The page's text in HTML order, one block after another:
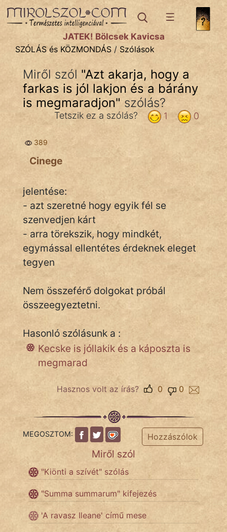
SZÓLÁS ÉS KÖZMONDÁStémák:
Bibliai
Közmondások
Rímelő
Szólások
Tréfás
IRODALOM
SZÓLÁS
És
KÖZMONDÁS
PSZICHO
ZENE
MAGYARSÁG
Népszerű szerzőink:
cinege
JÁTÉK! Bölcsek Kavicsa
SZÓLÁS és KÖZMONDÁS / Szólások
Miről szól "Azt akarja, hogy a
farkas is jól lakjon és a bárány
is megmaradjon" szólás?
0
1
Tetszik ez a szólás?
389
Cinege
jelentése:
- azt szeretné hogy egyik fél se
szenvedjen kárt
- arra törekszik, hogy mindkét,
egymással ellentétes érdeknek eleget
tegyen
Nem összeférő dolgokat próbál
összeegyeztetni.
Hasonló szólásunk a :
Kecske is jóllakik és a káposzta is
megmarad
Hasznos volt az írás? 0
0
MEGOSZTOM: Hozzászólok
Miről szól
"Kiönti a szívét" szólás
"Summa summarum" kifejezés
'A ravasz Ileane' című mese